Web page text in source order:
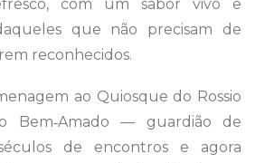
com um sabor vivo e
que não precisam de
reconhecidos.
ao Quiosque do Rossio
Bem‑Amado — guardião de
de encontros e agora